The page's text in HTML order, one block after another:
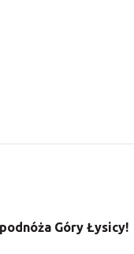
Góry Łysicy!